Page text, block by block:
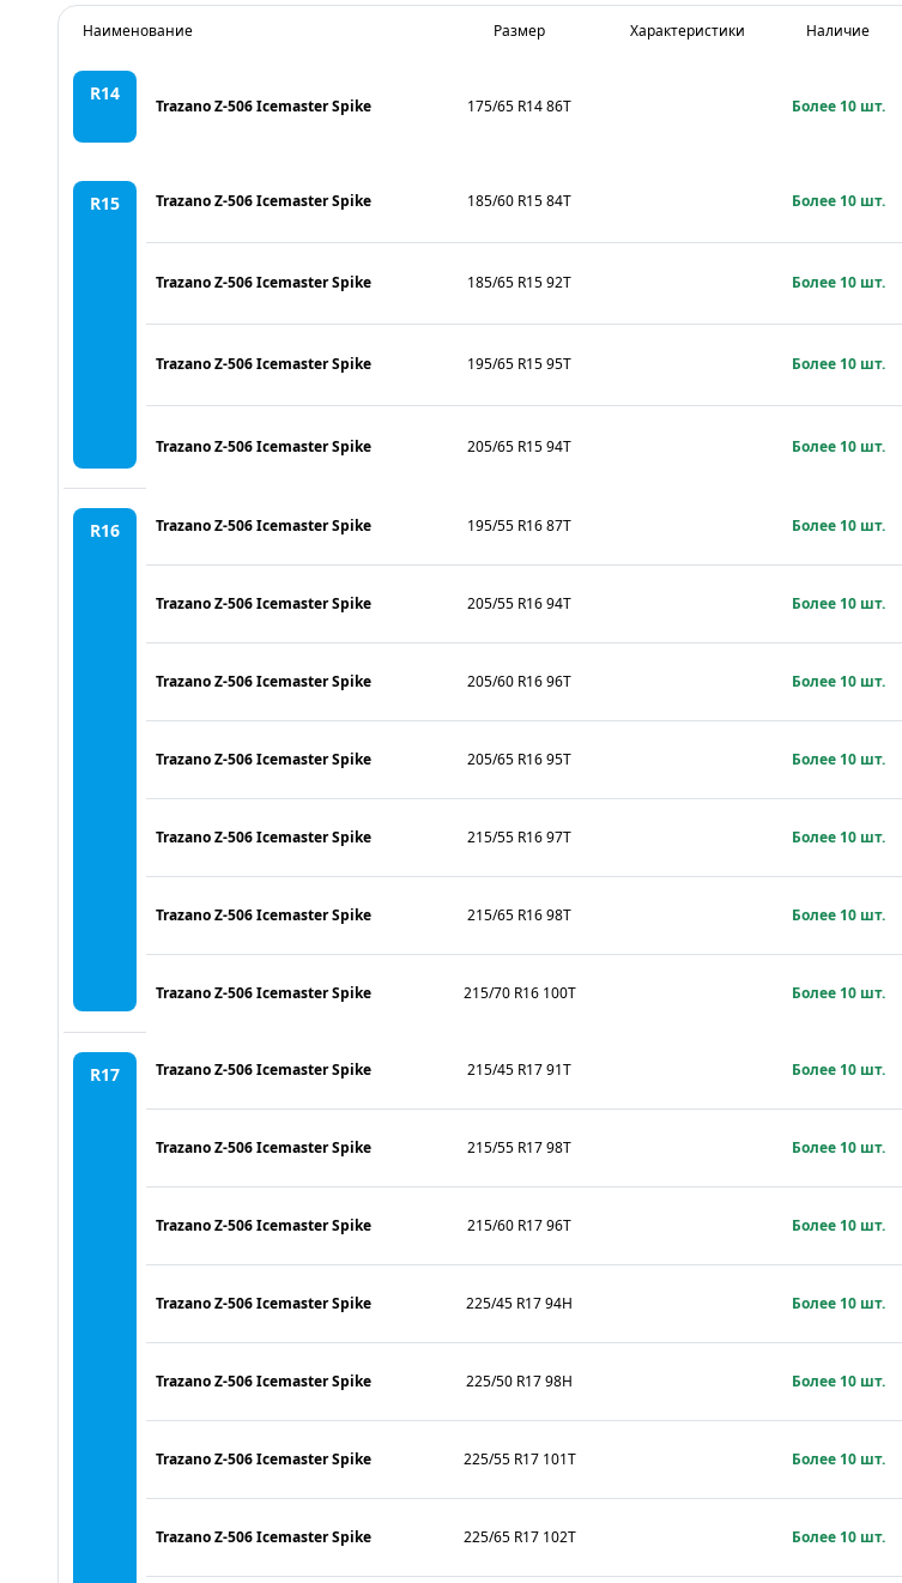
Наименование Размер Характеристики Наличие
R14
Trazano Z-506 Icemaster Spike 175/65 R14 86T Более 10 шт.
R15 Trazano Z-506 Icemaster Spike 185/60 R15 84T Более 10 шт.
Trazano Z-506 Icemaster Spike 185/65 R15 92T Более 10 шт.
Trazano Z-506 Icemaster Spike 195/65 R15 95T Более 10 шт.
Trazano Z-506 Icemaster Spike 205/65 R15 94T Более 10 шт.
R16 Trazano Z-506 Icemaster Spike 195/55 R16 87T Более 10 шт.
Trazano Z-506 Icemaster Spike 205/55 R16 94T Более 10 шт.
Trazano Z-506 Icemaster Spike 205/60 R16 96T Более 10 шт.
Trazano Z-506 Icemaster Spike 205/65 R16 95T Более 10 шт.
Trazano Z-506 Icemaster Spike 215/55 R16 97T Более 10 шт.
Trazano Z-506 Icemaster Spike 215/65 R16 98T Более 10 шт.
Trazano Z-506 Icemaster Spike 215/70 R16 100T Более 10 шт.
R17 Trazano Z-506 Icemaster Spike 215/45 R17 91T Более 10 шт.
Trazano Z-506 Icemaster Spike 215/55 R17 98T Более 10 шт.
Trazano Z-506 Icemaster Spike 215/60 R17 96T Более 10 шт.
Trazano Z-506 Icemaster Spike 225/45 R17 94H Более 10 шт.
Trazano Z-506 Icemaster Spike 225/50 R17 98H Более 10 шт.
Trazano Z-506 Icemaster Spike 225/55 R17 101T Более 10 шт.
Trazano Z-506 Icemaster Spike 225/65 R17 102T Более 10 шт.